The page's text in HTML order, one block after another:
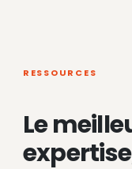
RESSOURCES
Le